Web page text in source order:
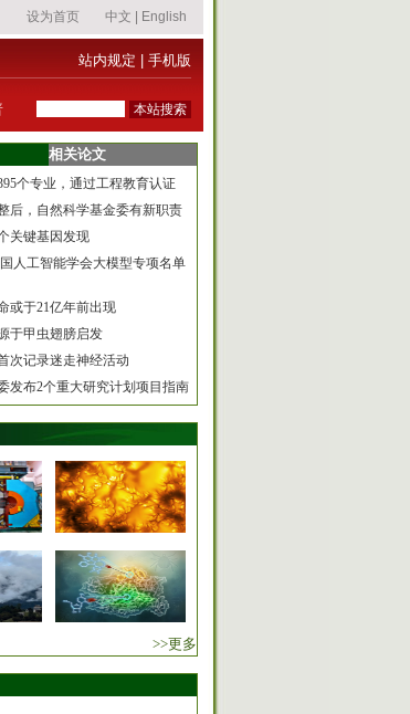
站内规定 手机版
相关论文
个专业，通过工程教育认证
后，自然科学基金委有新职责
关键基因发现
人工智能学会大模型专项名单
或于21亿年前出现
于甲虫翅膀启发
次记录迷走神经活动
发布2个重大研究计划项目指南
>>更多